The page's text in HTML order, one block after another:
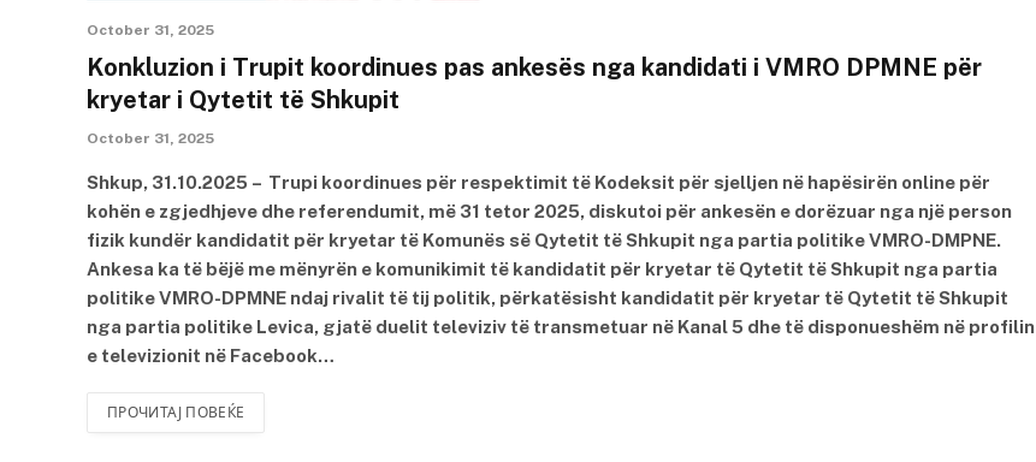
October 31, 2025
Konkluzion i Trupit koordinues pas ankesës nga kandidati i VMRO DPMNE për
kryetar i Qytetit të Shkupit
October 31, 2025
Shkup, 31.10.2025 – Trupi koordinues për respektimit të Kodeksit për sjelljen në hapësirën online për
kohën e zgjedhjeve dhe referendumit, më 31 tetor 2025, diskutoi për ankesën e dorëzuar nga një person
fizik kundër kandidatit për kryetar të Komunës së Qytetit të Shkupit nga partia politike VMRO-DMPNE.
Ankesa ka të bëjë me mënyrën e komunikimit të kandidatit për kryetar të Qytetit të Shkupit nga partia
politike VMRO-DPMNE ndaj rivalit të tij politik, përkatësisht kandidatit për kryetar të Qytetit të Shkupit
nga partia politike Levica, gjatë duelit televiziv të transmetuar në Kanal 5 dhe të disponueshëm në profilin
e televizionit në Facebook…
ПРОЧИТАЈ ПОВЕЌЕ